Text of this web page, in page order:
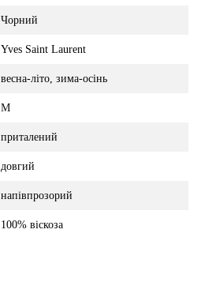
Чорний
Yves Saint Laurent
весна-літо, зима-осінь
M
приталений
довгий
напівпрозорий
100% віскоза